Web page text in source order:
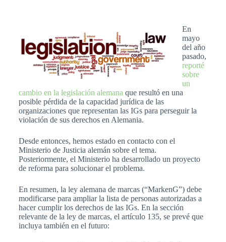
En
mayo
del año
pasado,
reporté
sobre
un
cambio en la legislación alemana que resultó en una
posible pérdida de la capacidad jurídica de las
organizaciones que representan las IGs para perseguir la
violación de sus derechos en Alemania.
Desde entonces, hemos estado en contacto con el
Ministerio de Justicia alemán sobre el tema.
Posteriormente, el Ministerio ha desarrollado un proyecto
de reforma para solucionar el problema.
En resumen, la ley alemana de marcas (“MarkenG”) debe
modificarse para ampliar la lista de personas autorizadas a
hacer cumplir los derechos de las IGs. En la sección
relevante de la ley de marcas, el artículo 135, se prevé que
incluya también en el futuro: